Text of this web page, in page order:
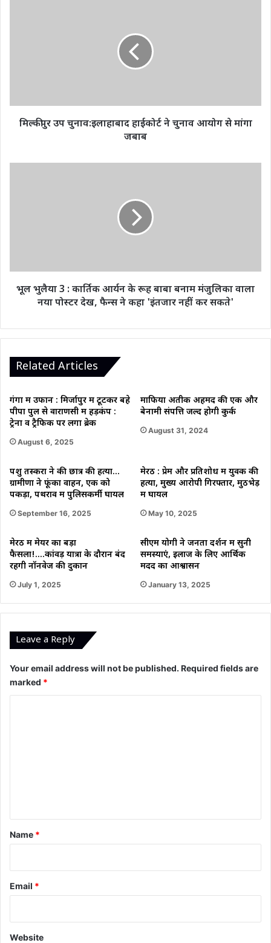
मांगा
जबाब
मिल्कीपुर उप चुनाव:इलाहाबाद हाईकोर्ट ने चुनाव आयोग से मांगा
जबाब
बाबा
मंजुलिका
फैन्स
'इंतजार
नहीं
कर
भूल भुलैया 3 : कार्तिक आर्यन के रूह बाबा बनाम मंजुलिका वाला
नया पोस्टर देख, फैन्स ने कहा 'इंतजार नहीं कर सकते'
Related Articles
गंगा में उफान : मिर्जापुर में टूटकर बहे
पीपा पुल से वाराणसी में हड़कंप :
ट्रेनों व ट्रैफिक पर लगा ब्रेक
August 6, 2025
माफिया अतीक अहमद की एक और
बेनामी संपत्ति जल्द होगी कुर्क
August 31, 2024
पशु तस्करों ने की छात्र की हत्या…
ग्रामीणों ने फूंका वाहन, एक को
पकड़ा, पथराव में पुलिसकर्मी घायल
September 16, 2025
मेरठ : प्रेम और प्रतिशोध में युवक की
हत्या, मुख्य आरोपी गिरफ्तार, मुठभेड़
में घायल
May 10, 2025
मेरठ में मेयर का बड़ा
फैसला!….कांवड़ यात्रा के दौरान बंद
रहेंगी नॉनवेज की दुकानें
July 1, 2025
सीएम योगी ने जनता दर्शन में सुनी
समस्याएं, इलाज के लिए आर्थिक
मदद का आश्वासन
January 13, 2025
Leave a Reply
Your email address will not be published. Required fields are
marked *
*
Name *
Email *
Website